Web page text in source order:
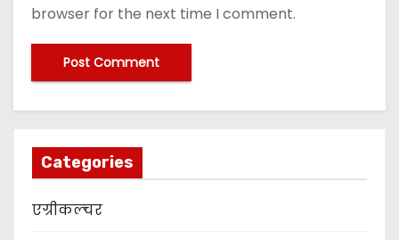
browser for the next time I comment.
Categories
एग्रीकल्चर